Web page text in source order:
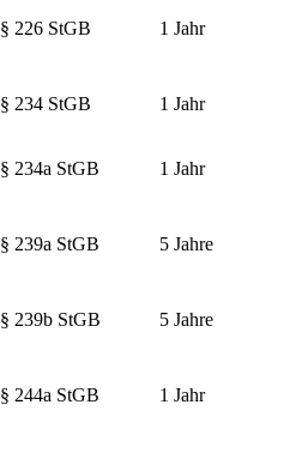
§ 226 StGB 1 Jahr
§ 234 StGB 1 Jahr
§ 234a StGB 1 Jahr
§ 239a StGB 5 Jahre
§ 239b StGB 5 Jahre
§ 244a StGB 1 Jahr